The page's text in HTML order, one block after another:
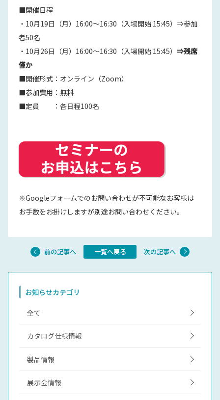
■開催日程
・10月19日（月）16:00～16:30（入場開始 15:45）⇒参加
者50名
・10月26日（月）16:00～16:30（入場開始 15:45） ⇒残席
僅か
■開催形式：オンライン（Zoom）
■参加費用：無料
■定員 ：各日程100名
※Googleフォームでのお問い合わせが不可能なお客様は
お手数をお掛けしますが別途お問い合わせください。
前の記事へ 一覧へ戻る 次の記事へ
お知らせカテゴリ
全て
カタログ仕様情報
製品情報
展示会情報